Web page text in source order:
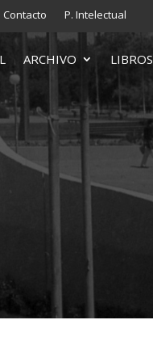
Contacto P. Intelectual
ARCHIVO LIBROS